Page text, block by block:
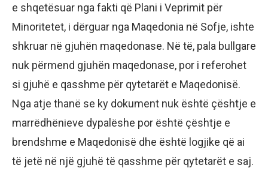
e shqetësuar nga fakti që Plani i Veprimit për
Minoritetet, i dërguar nga Maqedonia në Sofje, ishte
shkruar në gjuhën maqedonase. Në të, pala bullgare
nuk përmend gjuhën maqedonase, por i referohet
si gjuhë e qasshme për qytetarët e Maqedonisë.
Nga atje thanë se ky dokument nuk është çështje e
marrëdhënieve dypalëshe por është çështje e
brendshme e Maqedonisë dhe është logjike që ai
të jetë në një gjuhë të qasshme për qytetarët e saj.